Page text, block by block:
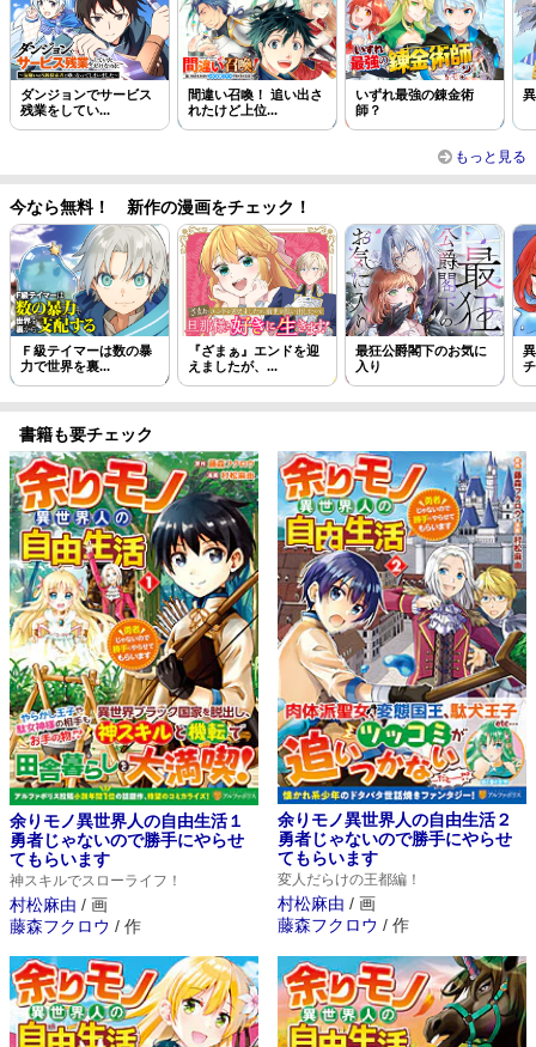
ダンジョンでサービス
残業をしてい...
間違い召喚！ 追い出さ
れたけど上位...
いずれ最強の錬金術
師？
もっと見る
今なら無料！ 新作の漫画をチェック！
Ｆ級テイマーは数の暴
力で世界を裏...
『ざまぁ』エンドを迎
えましたが、...
最狂公爵閣下のお気に
入り
書籍も要チェック
神スキルでスローライフ！
余りモノ異世界人の自由生活１
勇者じゃないので勝手にやらせ
てもらいます
村松麻由 / 画
藤森フクロウ / 作
変人だらけの王都編！
余りモノ異世界人の自由生活２
勇者じゃないので勝手にやらせ
てもらいます
村松麻由 / 画
藤森フクロウ / 作